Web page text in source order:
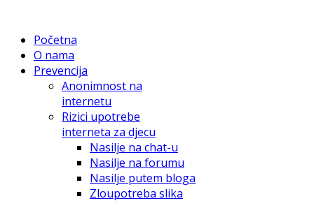
Početna
O nama
Prevencija
Anonimnost na
internetu
Rizici upotrebe
interneta za djecu
Nasilje na chat-u
Nasilje na forumu
Nasilje putem bloga
Zloupotreba slika